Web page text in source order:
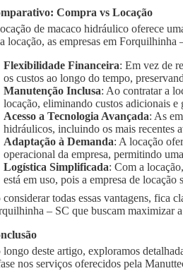
Compra vs Locação
de macaco hidráulico oferece
locação, as empresas em Forquilhinha
Flexibilidade Financeira: Em vez de
os custos ao longo do tempo,
Manutenção Inclusa: Ao contratar a
locação, eliminando custos adicionais
Acesso a Tecnologia Avançada: As
hidráulicos, incluindo os mais recentes
Adaptação à Demanda: A locação
operacional da empresa, permitindo
Logística Simplificada: Com a
está em uso, pois a empresa de
todas essas vantagens, fica
– SC que buscam maximizar
longo deste artigo, exploramos
nos serviços oferecidos pela